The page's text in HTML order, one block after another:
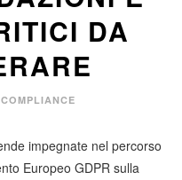
DA
COMPLIANCE
impegnate nel percorso
Europeo GDPR sulla